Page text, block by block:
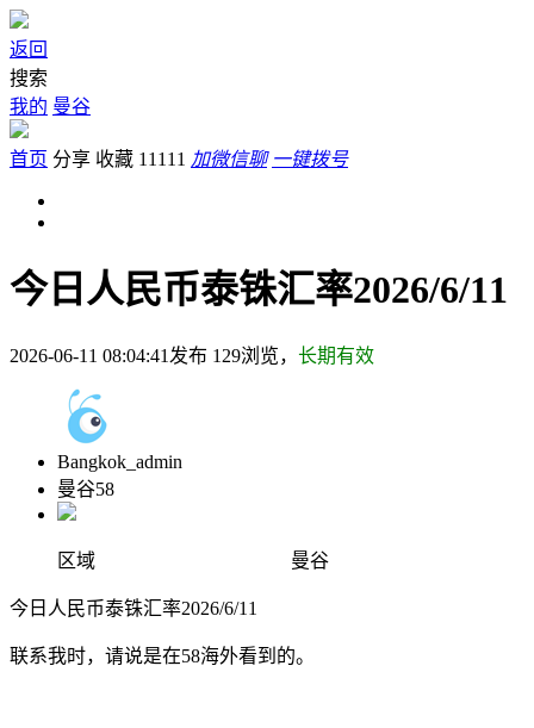
返回
搜索
我的 曼谷
首页 分享 收藏 11111 加微信聊 一键拨号
今日人民币泰铢汇率2026/6/11
2026-06-11 08:04:41发布 129浏览， 长期有效
Bangkok_admin
曼谷58
区域 曼谷
今日人民币泰铢汇率2026/6/11
联系我时，请说是在58海外看到的。